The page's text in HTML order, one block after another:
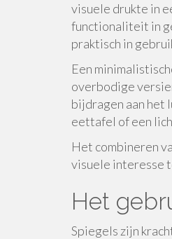
visuele drukte in
functionaliteit in
praktisch in
Een
overbodige
bijdragen aan het
eettafel of een
Het combineren
visuele interesse
Het
Spiegels zijn